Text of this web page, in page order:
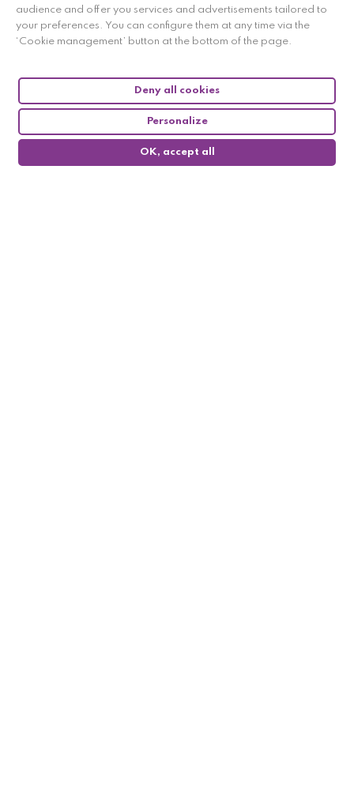
audience and offer you services and advertisements tailored to
your preferences. You can configure them at any time via the
‘Cookie management’ button at the bottom of the page.
OK, accept all
Deny all cookies
Personalize
Merchant approved by Guaranteed Reviews Company,clic
here to display attestation.